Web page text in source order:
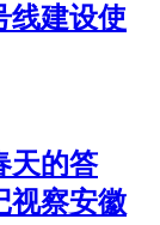
线建设使
天的答
察安徽